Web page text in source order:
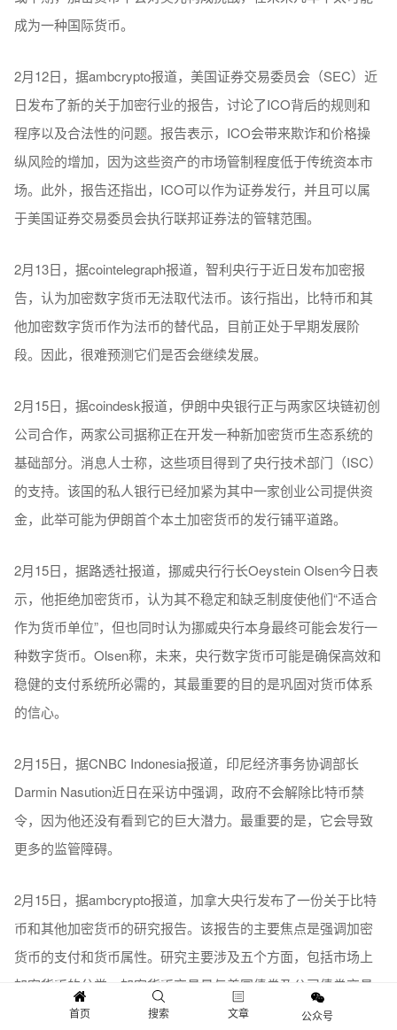
成为一种国际货币。
2月12日，据ambcrypto报道，美国证券交易委员会（SEC）近
日发布了新的关于加密行业的报告，讨论了ICO背后的规则和
程序以及合法性的问题。报告表示，ICO会带来欺诈和价格操
纵风险的增加，因为这些资产的市场管制程度低于传统资本市
场。此外，报告还指出，ICO可以作为证券发行，并且可以属
于美国证券交易委员会执行联邦证券法的管辖范围。
2月13日，据cointelegraph报道，智利央行于近日发布加密报
告，认为加密数字货币无法取代法币。该行指出，比特币和其
他加密数字货币作为法币的替代品，目前正处于早期发展阶
段。因此，很难预测它们是否会继续发展。
2月15日，据coindesk报道，伊朗中央银行正与两家区块链初创
公司合作，两家公司据称正在开发一种新加密货币生态系统的
基础部分。消息人士称，这些项目得到了央行技术部门（ISC）
的支持。该国的私人银行已经加紧为其中一家创业公司提供资
金，此举可能为伊朗首个本土加密货币的发行铺平道路。
2月15日，据路透社报道，挪威央行行长Oeystein Olsen今日表
示，他拒绝加密货币，认为其不稳定和缺乏制度使他们“不适合
作为货币单位”，但也同时认为挪威央行本身最终可能会发行一
种数字货币。Olsen称，未来，央行数字货币可能是确保高效和
稳健的支付系统所必需的，其最重要的目的是巩固对货币体系
的信心。
2月15日，据CNBC Indonesia报道，印尼经济事务协调部长
Darmin Nasution近日在采访中强调，政府不会解除比特币禁
令，因为他还没有看到它的巨大潜力。最重要的是，它会导致
更多的监管障碍。
2月15日，据ambcrypto报道，加拿大央行发布了一份关于比特
币和其他加密货币的研究报告。该报告的主要焦点是强调加密
货币的支付和货币属性。研究主要涉及五个方面，包括市场上
加密货币的分类、加密货币交易量与美国债券及公司债券交易
量的关系、比特币市场份额的变化、加密资产交易的进入和退
首页 搜索 文章 公众号